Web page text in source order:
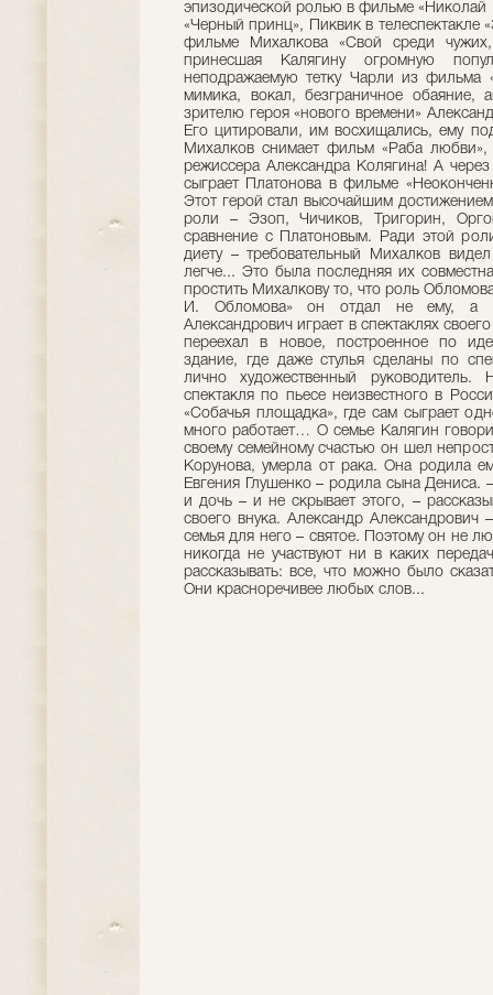
эпизодической ролью в фильме «Николай
«Черный принц», Пиквик в телеспектакле
фильме Михалкова «Свой среди
принесшая Калягину огромную
неподражаемую тетку Чарли из фильма
мимика, вокал, безграничное обаяние,
зрителю героя «нового времени»
Его цитировали, им восхищались, ему
Михалков снимает фильм «Раба
режиссера Александра Колягина! А
сыграет Платонова в фильме
Этот герой стал высочайшим
роли – Эзоп, Чичиков, Тригорин,
сравнение с Платоновым. Ради этой
диету – требовательный Михалков
легче... Это была последняя их
простить Михалкову то, что роль
И. Обломова» он отдал не ему, а
Александрович играет в спектаклях
переехал в новое, построенное по
здание, где даже стулья сделаны по
лично художественный
спектакля по пьесе неизвестного в
«Собачья площадка», где сам сыграет
много работает… О семье Калягин
своему семейному счастью он шел
Корунова, умерла от рака. Она родила
Евгения Глушенко – родила сына Дениса.
и дочь – и не скрывает этого, –
своего внука. Александр Александрович
семья для него – святое. Поэтому он не
никогда не участвуют ни в каких
рассказывать: все, что можно было
Они красноречивее любых слов...